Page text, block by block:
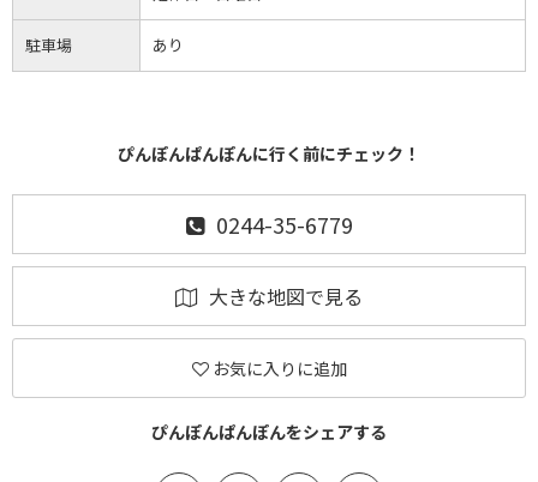
駐車場 あり
ぴんぽんぱんぽんに行く前にチェック！
0244-35-6779
大きな地図で見る
お気に入りに追加
ぴんぽんぱんぽんをシェアする